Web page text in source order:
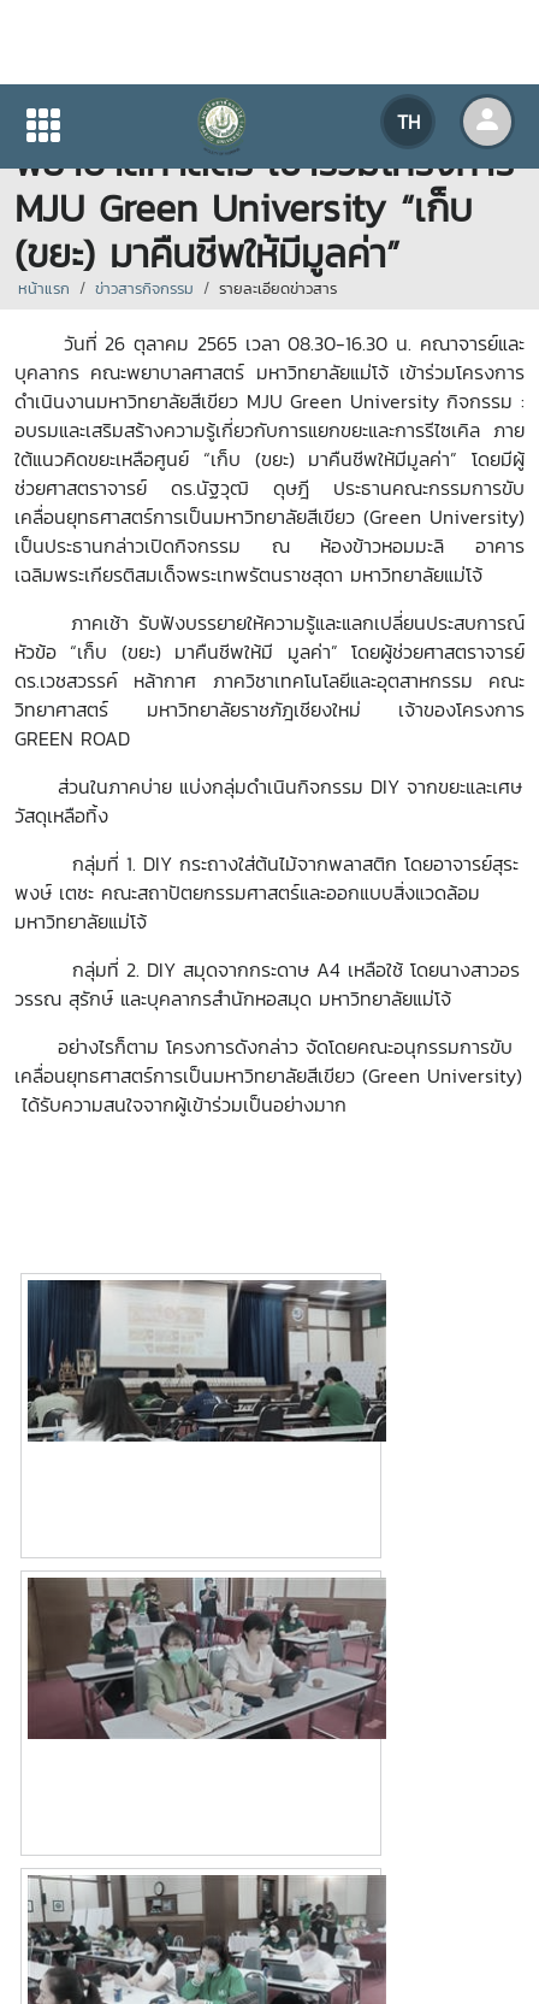
TH
คณาจารย์และบุคลากร คณะ
พยาบาลศาสตร์ เข้าร่วมโครงการ
MJU Green University “เก็บ
(ขยะ) มาคืนชีพให้มีมูลค่า”
หน้าแรก ข่าวสารกิจกรรม รายละเอียดข่าวสาร
วันที่ 26 ตุลาคม 2565 เวลา 08.30-16.30 น. คณาจารย์และ
บุคลากร คณะพยาบาลศาสตร์ มหาวิทยาลัยแม่โจ้ เข้าร่วมโครงการ
ดำเนินงานมหาวิทยาลัยสีเขียว MJU Green Universityกิจกรรม :
อบรมและเสริมสร้างความรู้เกี่ยวกับการแยกขยะและการรีไซเคิล ภาย
ใต้แนวคิดขยะเหลือศูนย์ “เก็บ (ขยะ) มาคืนชีพให้มีมูลค่า” โดยมีผู้
ช่วยศาสตราจารย์ ดร.นัฐวุฒิ ดุษฎี ประธานคณะกรรมการขับ
เคลื่อนยุทธศาสตร์การเป็นมหาวิทยาลัยสีเขียว (Green University)
เป็นประธานกล่าวเปิดกิจกรรม ณ ห้องข้าวหอมมะลิ อาคาร
เฉลิมพระเกียรติสมเด็จพระเทพรัตนราชสุดา มหาวิทยาลัยแม่โจ้
ภาคเช้า รับฟังบรรยายให้ความรู้และแลกเปลี่ยนประสบการณ์
หัวข้อ “เก็บ (ขยะ) มาคืนชีพให้มี มูลค่า” โดยผู้ช่วยศาสตราจารย์
ดร.เวชสวรรค์ หล้ากาศ ภาควิชาเทคโนโลยีและอุตสาหกรรม คณะ
วิทยาศาสตร์ มหาวิทยาลัยราชภัฎเชียงใหม่ เจ้าของโครงการ
GREEN ROAD
ส่วนในภาคบ่าย แบ่งกลุ่มดำเนินกิจกรรม DIY จากขยะและเศษ
วัสดุเหลือทิ้ง
กลุ่มที่ 1. DIY กระถางใส่ต้นไม้จากพลาสติก โดยอาจารย์สุระ
พงษ์ เตชะ คณะสถาปัตยกรรมศาสตร์และออกแบบสิ่งแวดล้อม
มหาวิทยาลัยแม่โจ้
กลุ่มที่ 2. DIY สมุดจากกระดาษ A4 เหลือใช้ โดยนางสาวอร
วรรณ สุรักษ์ และบุคลากรสำนักหอสมุด มหาวิทยาลัยแม่โจ้
อย่างไรก็ตาม โครงการดังกล่าว จัดโดยคณะอนุกรรมการขับ
เคลื่อนยุทธศาสตร์การเป็นมหาวิทยาลัยสีเขียว (Green University)
ได้รับความสนใจจากผู้เข้าร่วมเป็นอย่างมาก